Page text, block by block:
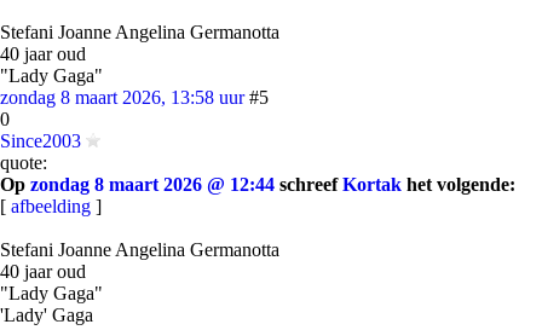
Stefani Joanne Angelina Germanotta
40 jaar oud
"Lady Gaga"
zondag 8 maart 2026, 13:58 uur #5
0
Since2003
quote:
Op zondag 8 maart 2026 @ 12:44 schreefKortak het volgende:
[ afbeelding ]
Stefani Joanne Angelina Germanotta
40 jaar oud
"Lady Gaga"
'Lady' Gaga